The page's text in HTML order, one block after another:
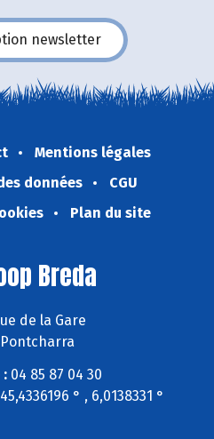
newsletter
Mentions légales
données
CGU
Plan du site
Breda
de la Gare
: 04 85 87 04 30
° , 6,0138331 °